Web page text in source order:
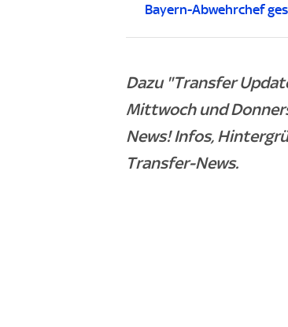
Bayern-Abwehrchef
Dazu "Transfer
Mittwoch und
News! Infos,
Transfer-News.